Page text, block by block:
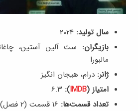
سال تولید:
بازیگران: سث آلین آستین،
مالبورا
ژانر: درام، هیجان انگیز
امتیاز (IMDB
):
تعداد قسمت‌ها: